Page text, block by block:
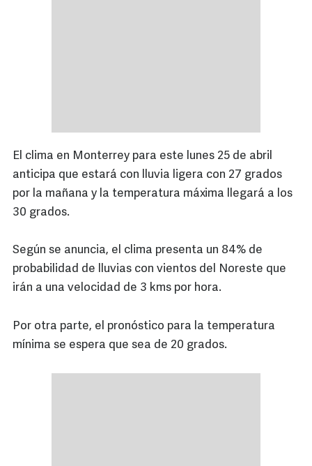
El clima en Monterrey para este lunes 25 de abril
anticipa que estará con lluvia ligera con 27 grados
por la mañana y la temperatura máxima llegará a los
30 grados.
Según se anuncia, el clima presenta un 84% de
probabilidad de lluvias con vientos del Noreste que
irán a una velocidad de 3 kms por hora.
Por otra parte, el pronóstico para la temperatura
mínima se espera que sea de 20 grados.